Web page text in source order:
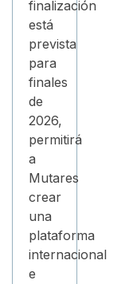
finalización
está
prevista
para
finales
de
2026,
permitirá
a
Mutares
crear
una
plataforma
internacional
e